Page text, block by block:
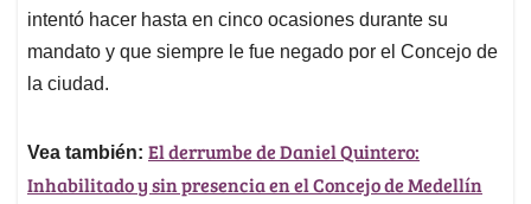
intentó hacer hasta en cinco ocasiones durante su
mandato y que siempre le fue negado por el Concejo de
la ciudad.
Vea también: El derrumbe de Daniel Quintero:
Inhabilitado y sin presencia en el Concejo de Medellín